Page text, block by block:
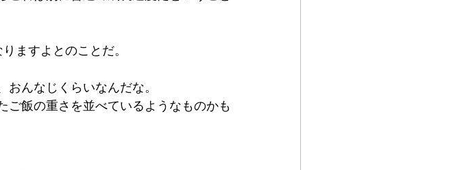
ますよとのことだ。
んなじくらいなんだな。
ご飯の重さを並べているようなものかも